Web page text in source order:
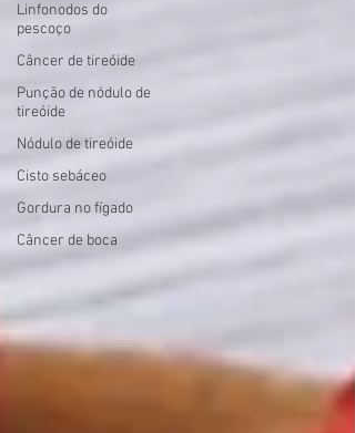
Linfonodos do
pescoço
Câncer de tireóide
Punção de nódulo de
tireóide
Nódulo de tireóide
Cisto sebáceo
Gordura no fígado
Câncer de boca